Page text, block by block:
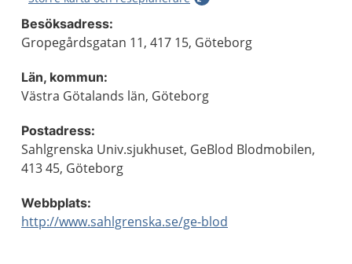
Besöksadress:
Gropegårdsgatan 11, 417 15, Göteborg
Län, kommun:
Västra Götalands län, Göteborg
Postadress:
Sahlgrenska Univ.sjukhuset, GeBlod Blodmobilen,
413 45, Göteborg
Webbplats:
http://www.sahlgrenska.se/ge-blod